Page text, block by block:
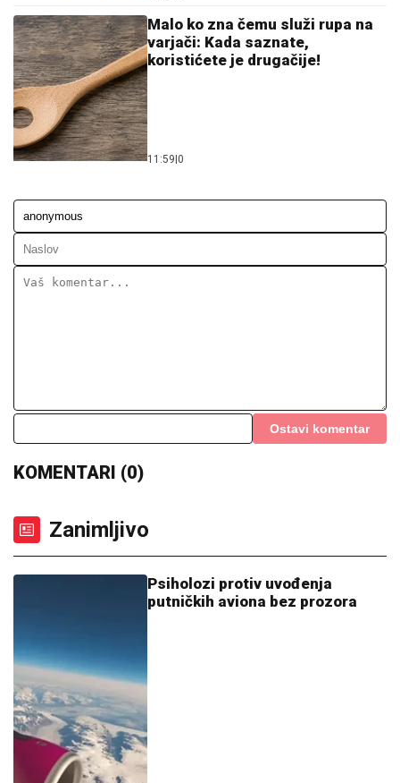
Malo ko zna čemu služi rupa na
varjači: Kada saznate,
koristićete je drugačije!
11:59 0
Ostavi komentar
KOMENTARI (0)
Zanimljivo
Psiholozi protiv uvođenja
putničkih aviona bez prozora